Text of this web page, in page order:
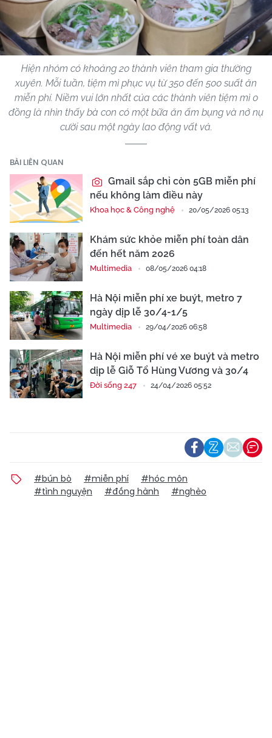
Hiện nhóm có khoảng 20 thành viên tham gia thường
xuyên. Mỗi tuần, tiệm mì phục vụ từ 350 đến 500 suất ăn
miễn phí. Niềm vui lớn nhất của các thành viên tiệm mì 0
đồng là nhìn thấy bà con có một bữa ăn ấm bụng và nở nụ
cười sau một ngày lao động vất vả.
BÀI LIÊN QUAN
Gmail sắp chỉ còn 5GB miễn phí
nếu không làm điều này
Khoa học & Công nghệ 20/05/2026 05:13
Khám sức khỏe miễn phí toàn dân
đến hết năm 2026
Multimedia 08/05/2026 04:18
Hà Nội miễn phí xe buýt, metro 7
ngày dịp lễ 30/4-1/5
Multimedia 29/04/2026 06:58
Hà Nội miễn phí vé xe buýt và metro
dịp lễ Giỗ Tổ Hùng Vương và 30/4
Đời sống 247 24/04/2026 05:52
#bún bò #miễn phí
#hóc môn
#tình nguyện
#đồng hành #nghèo